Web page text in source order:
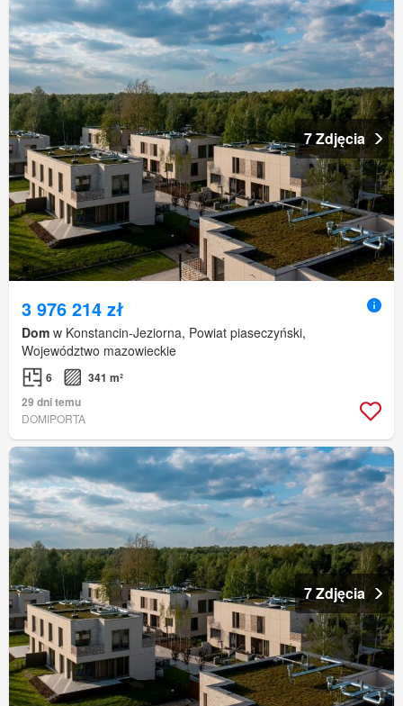
7 Zdjęcia
3 976 214 zł
Dom w Konstancin-Jeziorna, Powiat piaseczyński,
Województwo mazowieckie
6
341 m²
29 dni temu
DOMIPORTA
7 Zdjęcia